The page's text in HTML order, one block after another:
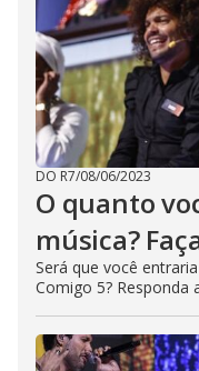
DO R7/08/06/2023
O quanto
música?
Será que você
Comigo 5? Responda